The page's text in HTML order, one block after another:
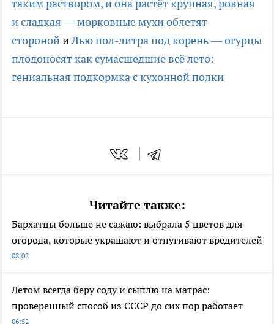
таким раствором, и она растёт крупная, ровная
и сладкая — морковные мухи облетят
сторонойиЛью пол-литра под корень — огурцы
плодоносят как сумасшедшие всё лето:
гениальная подкормка с кухонной полки
Читайте также:
Бархатцы больше не сажаю: выбрала 5 цветов для
огорода, которые украшают и отпугивают вредителей
08:02
Летом всегда беру соду и сыплю на матрас:
проверенный способ из СССР до сих пор работает
06:52